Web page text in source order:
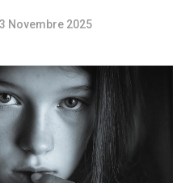
3 Novembre 2025